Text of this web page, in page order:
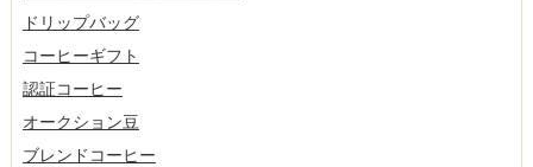
ドリップバッグ
コーヒーギフト
認証コーヒー
オークション豆
ブレンドコーヒー